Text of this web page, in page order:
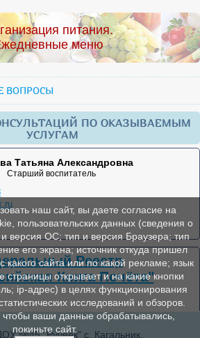
питания.
меню
ВОПРОСЫ
ПО ОКАЗЫВАЕМЫМ
УСЛУГАМ
Татьяна Александровна
Старший воспитатель
Реестр
Книга Почёта"
№45 "Ручеек" с. Кагальник.
наш сайт, вы даете согласие на
пользовательских данных (сведения о
версия ОС; тип и версия Браузера; тип
его экрана; источник откуда пришел
какого сайта или по какой рекламе; язык
страницы открывает и на какие кнопки
ip-адрес) в целях функционирования
исследований и обзоров.
чтобы ваши данные обрабатывались,
покиньте сайт.